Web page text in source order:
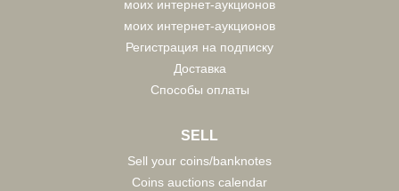
моих интернет-аукционов
моих интернет-аукционов
Регистрация на подписку
Доставка
Способы оплаты
SELL
Sell your coins/banknotes
Coins auctions calendar